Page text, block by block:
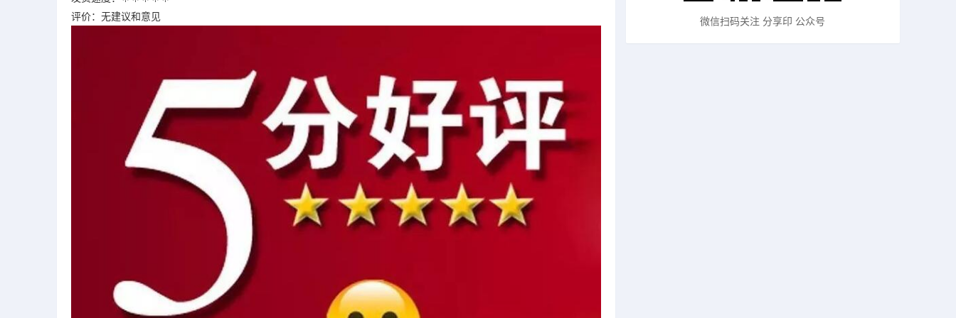
评价：无建议和意见
微信扫码关注 分享印 公众号